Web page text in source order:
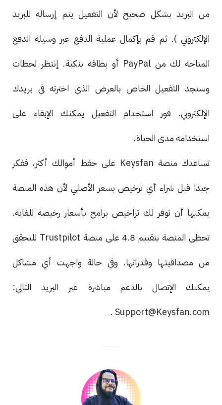
من البريد بشكل صحيح لأن التفعيل يتم إرساله للبريد
الإلكتروني ). ثم قم بإكمال عملية الدفع عبر وسيلة الدفع
المتاحة لك من PayPal أو بطاقة بنكية. إنتظر لحظات
وستجد التفعيل الخاص بالعرض الذي اخترته في بريدك
الإلكتروني. فور استخدام التفعيل يمكنك الإبقاء على
استخدامه مدى الحياة.
تساعدك منصة Keysfan على حفظ أموالك أكثر، ففكر
جيدا قبل شراء أي ترخيص بسعر الأصلي لأن هذه المنصة
يمكنها أن توفر لك تراخيص برامج بأسعار رخيصة للغاية.
تحظى المنصة بتقييم 4.8 على منصة Trustpilot للتحقق
من مصداقيتها وقدراتها. وفي حالة واجهت أي مشاكل
يمكنك الإتصال بالدعم مباشرة عبر البريد التالي:
Support@Keysfan.com .